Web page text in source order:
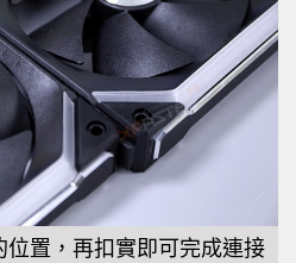
置，再扣實即可完成連接